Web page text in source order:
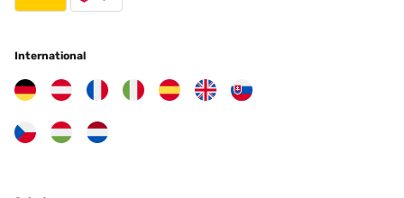
prix de haut de gamme. Emballage bien réalisé, qui a résisté aux
aussi être la base à une belle customisation si on s'en donne la
peine.
Amazon Benutzer – Bewertung durch Chal-Tec GmbH nicht eigenständig
Übersetzen
International